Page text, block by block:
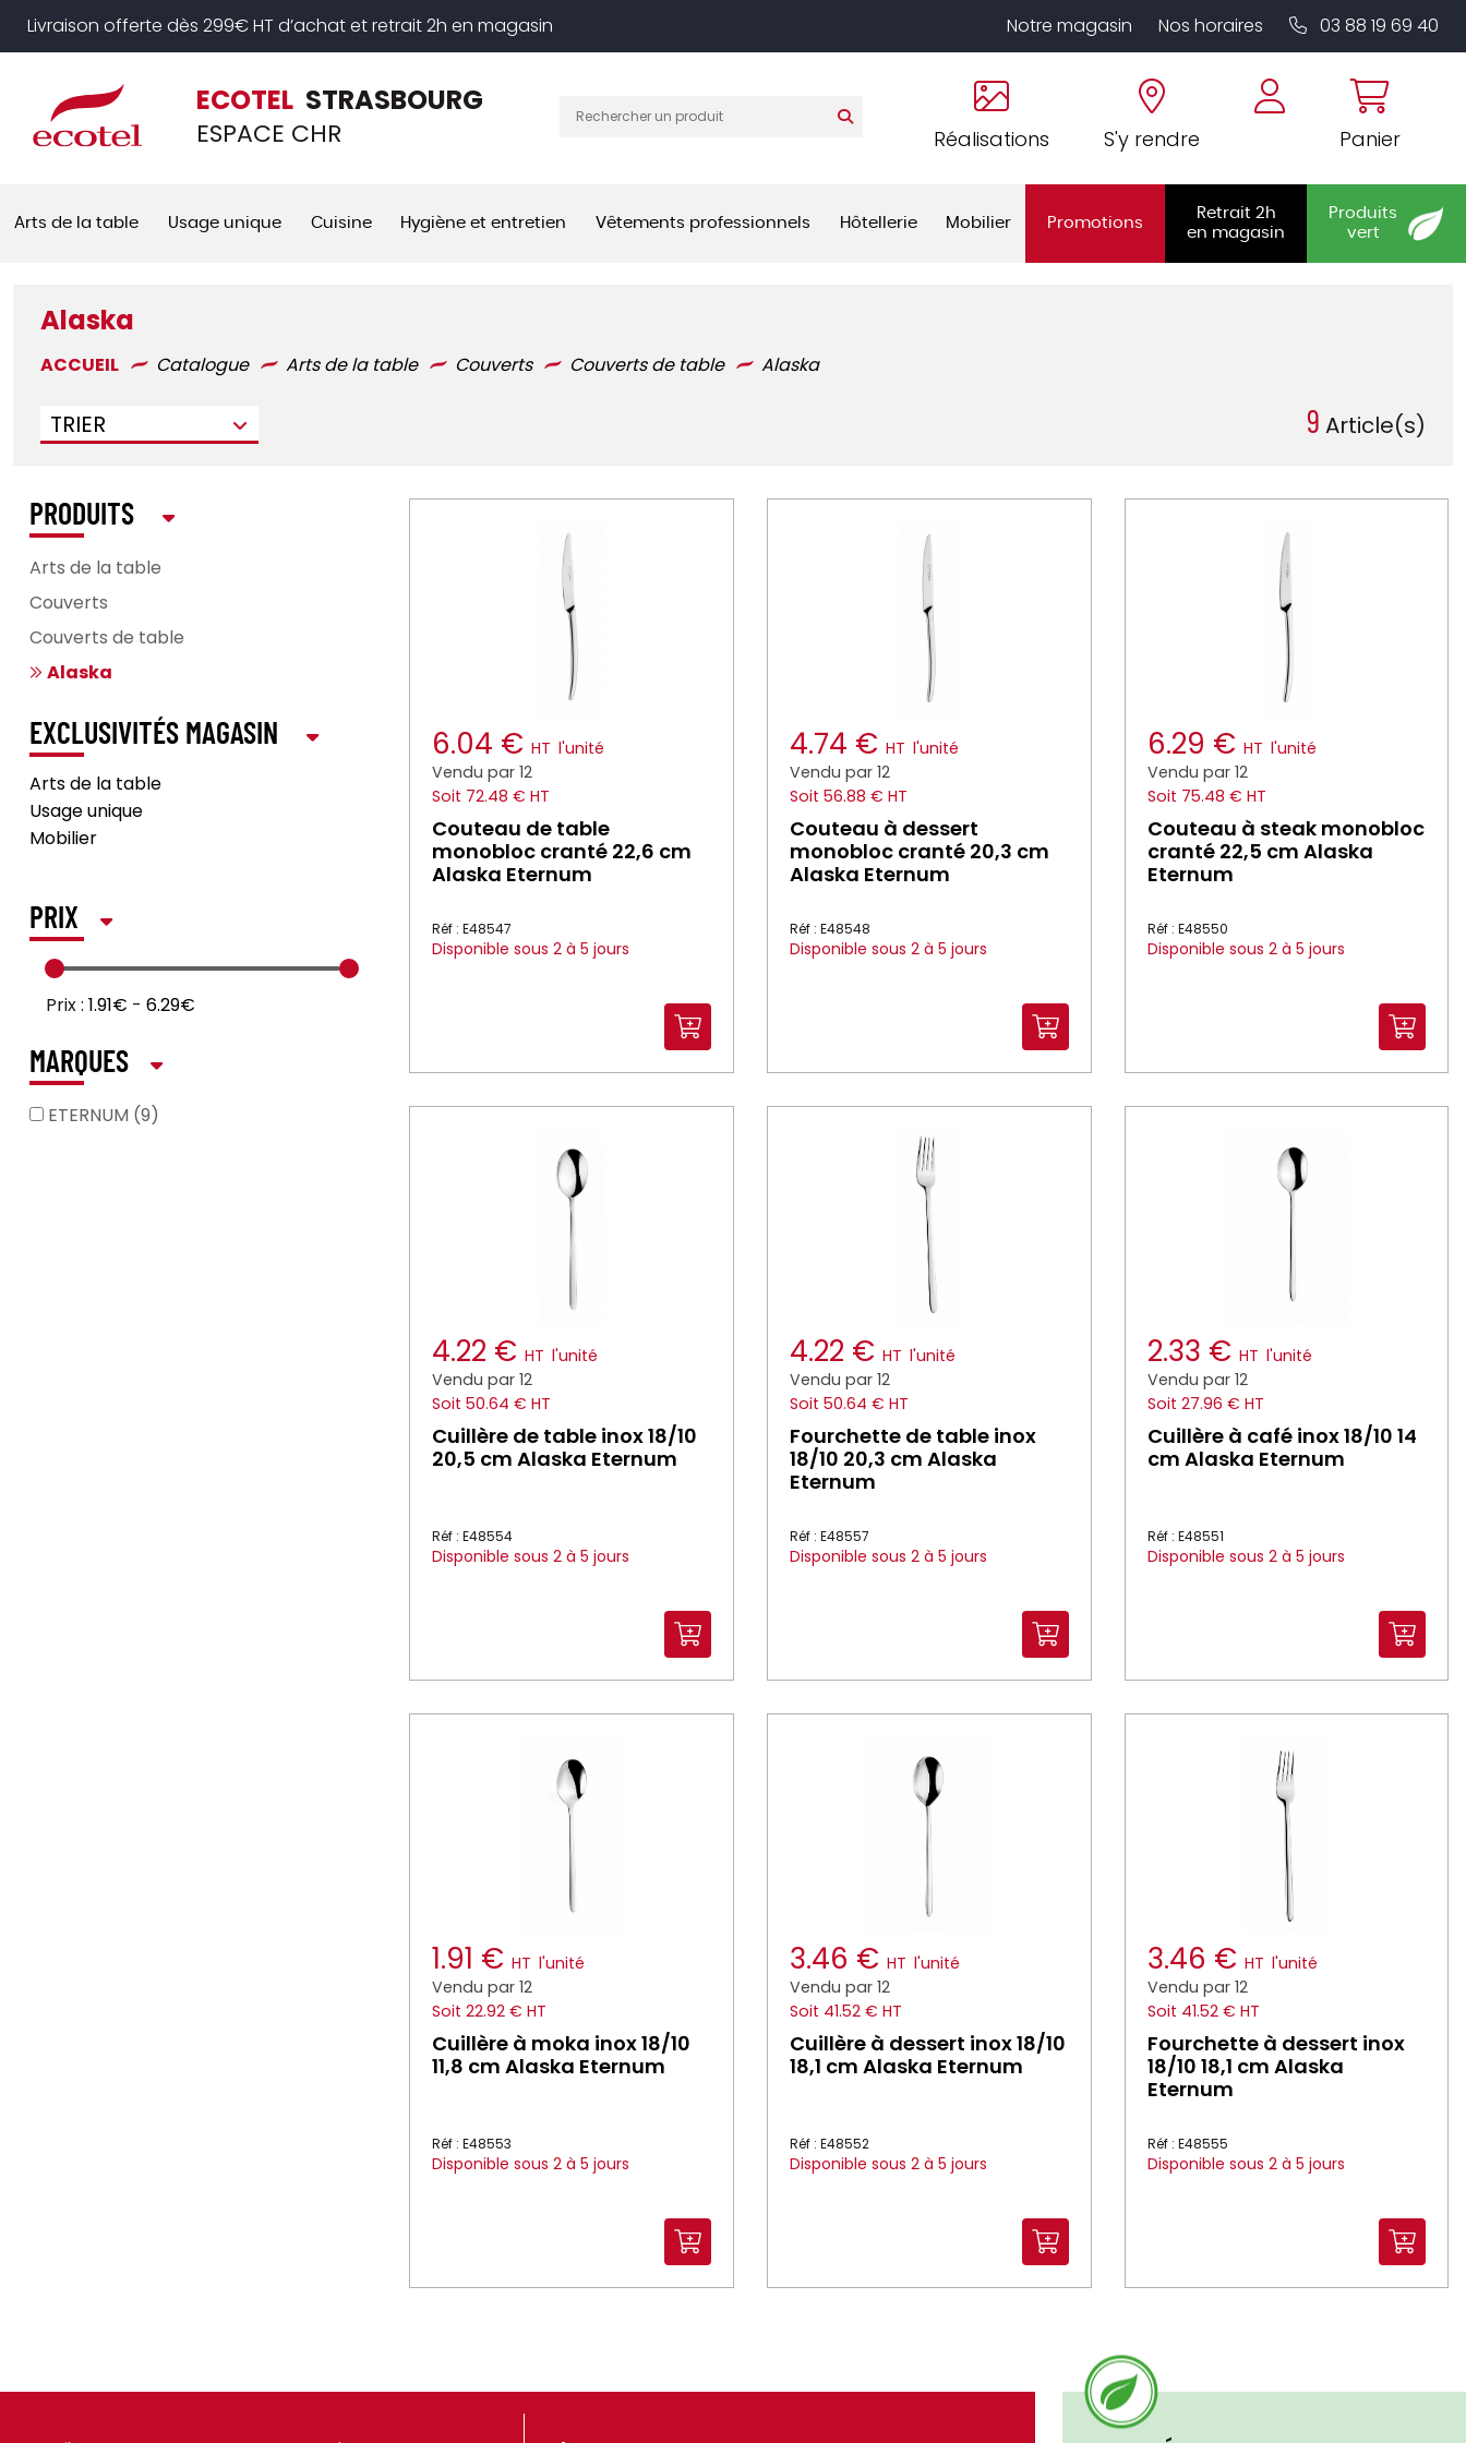
Livraison offerte dès 299€ HT d’achat et retrait 2h en magasin Notre magasin Nos horaires 03 88 19 69 40
ECOTEL STRASBOURG
ESPACE CHR Réalisations S'y rendre Panier
Arts de la table Usage unique Cuisine Hygiène et entretien Vêtements professionnels Hôtellerie Mobilier Promotions
Retrait 2h
en magasin
Produits
vert
Alaska
ACCUEIL Catalogue Arts de la table Couverts Couverts de table Alaska
TRIER 9 Article(s)
6.04 € HT l'unité
Vendu par 12
Soit 72.48 € HT
Couteau de table
monobloc cranté 22,6 cm
Alaska Eternum
Réf : E48547
Disponible sous 2 à 5 jours
4.74 € HT l'unité
Vendu par 12
Soit 56.88 € HT
Couteau à dessert
monobloc cranté 20,3 cm
Alaska Eternum
Réf : E48548
Disponible sous 2 à 5 jours
6.29 € HT l'unité
Vendu par 12
Soit 75.48 € HT
Couteau à steak monobloc
cranté 22,5 cm Alaska
Eternum
Réf : E48550
Disponible sous 2 à 5 jours
4.22 € HT l'unité
Vendu par 12
Soit 50.64 € HT
Cuillère de table inox 18/10
20,5 cm Alaska Eternum
Réf : E48554
Disponible sous 2 à 5 jours
4.22 € HT l'unité
Vendu par 12
Soit 50.64 € HT
Fourchette de table inox
18/10 20,3 cm Alaska
Eternum
Réf : E48557
Disponible sous 2 à 5 jours
2.33 € HT l'unité
Vendu par 12
Soit 27.96 € HT
Cuillère à café inox 18/10 14
cm Alaska Eternum
Réf : E48551
Disponible sous 2 à 5 jours
1.91 € HT l'unité
Vendu par 12
Soit 22.92 € HT
Cuillère à moka inox 18/10
11,8 cm Alaska Eternum
Réf : E48553
Disponible sous 2 à 5 jours
3.46 € HT l'unité
Vendu par 12
Soit 41.52 € HT
Cuillère à dessert inox 18/10
18,1 cm Alaska Eternum
Réf : E48552
Disponible sous 2 à 5 jours
3.46 € HT l'unité
Vendu par 12
Soit 41.52 € HT
Fourchette à dessert inox
18/10 18,1 cm Alaska
Eternum
Réf : E48555
Disponible sous 2 à 5 jours
PRODUITS
Arts de la table
Couverts
Couverts de table
Alaska
EXCLUSIVITÉS MAGASIN
Arts de la table
Usage unique
Mobilier
PRIX
Prix : 1.91€ - 6.29€
MARQUES
ETERNUM (9)
Panneau de gestion des cookies